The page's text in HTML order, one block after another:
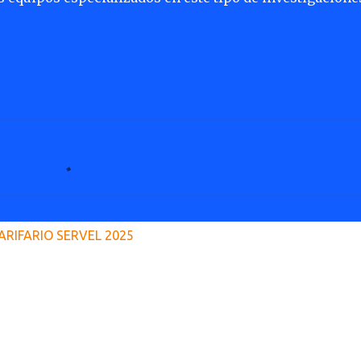
SERVEL 2025